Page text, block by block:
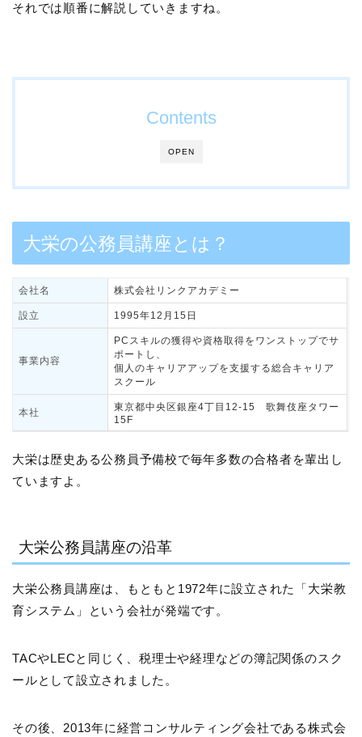
それでは順番に解説していきますね。
OPEN
Contents
大栄の公務員講座とは？
会社名 株式会社リンクアカデミー
設立 1995年12月15日
事業内容
PCスキルの獲得や資格取得をワンストップでサ
ポートし、
個人のキャリアアップを支援する総合キャリア
スクール
本社
東京都中央区銀座4丁目12-15 歌舞伎座タワー
15F
大栄は歴史ある公務員予備校で毎年多数の合格者を輩出し
ていますよ。
大栄公務員講座の沿革
大栄公務員講座は、もともと1972年に設立された「大栄教
育システム」という会社が発端です。
TACやLECと同じく、税理士や経理などの簿記関係のスク
ールとして設立されました。
その後、2013年に経営コンサルティング会社である株式会